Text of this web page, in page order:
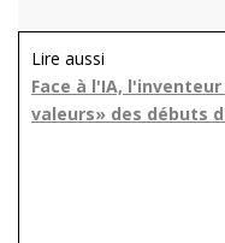
Lire aussi
Face à l'IA,
valeurs» des débuts